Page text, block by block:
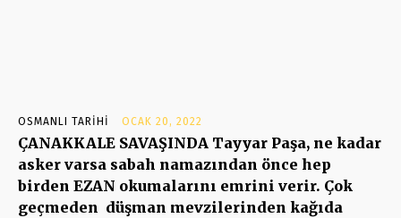
OSMANLI TARIHI OCAK 20, 2022
ÇANAKKALE SAVAŞINDA Tayyar Paşa, ne kadar
asker varsa sabah namazından önce hep
birden EZAN okumalarını emrini verir. Çok
geçmeden düşman mevzilerinden kağıda